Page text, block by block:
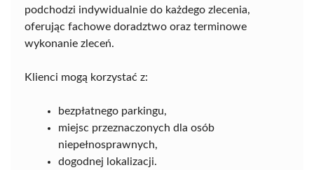
podchodzi indywidualnie do każdego zlecenia,
oferując fachowe doradztwo oraz terminowe
wykonanie zleceń.
Klienci mogą korzystać z:
bezpłatnego parkingu,
miejsc przeznaczonych dla osób
niepełnosprawnych,
dogodnej lokalizacji.